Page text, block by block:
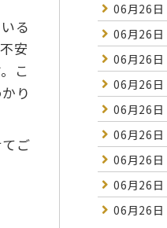
る
安
こ
り
ご
06月26日
06月26日
06月26日
06月26日
06月26日
06月26日
06月26日
06月26日
06月26日